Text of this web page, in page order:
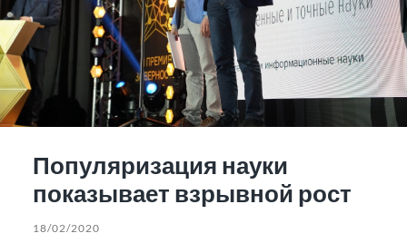
Популяризация науки
показывает взрывной рост
18/02/2020